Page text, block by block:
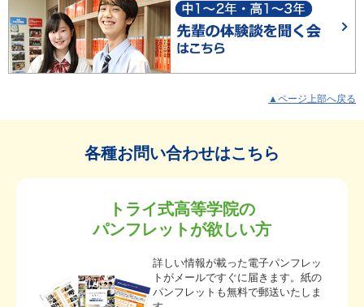
▲ページ上部へ戻る
各種お問い合わせはこちら
トライ式高等学院の
パンフレットが欲しい方
詳しい情報が載った電子パンフレッ
トがメールですぐに届きます。紙の
パンフレットも無料で郵送いたしま